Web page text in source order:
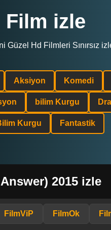
Film izle
Güzel Hd Filmleri Sınırsız
Aksiyon Komedi
bilim Kurgu
Kurgu Fantastik
2015 izle
FilmViP FilmOk